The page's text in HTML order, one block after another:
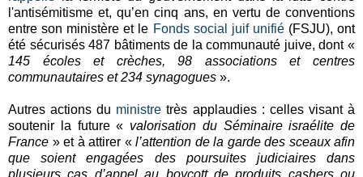
l'antisémitisme et, qu’en cinq ans, en vertu de conventions
entre son ministère et le Fonds social juif unifié(FSJU), ont
été sécurisés 487 bâtiments de la communauté juive, dont «
145 écoles et crèches, 98 associations et centres
communautaires et 234 synagogues ».
Autres actions du ministre très applaudies : celles visant à
soutenir la future « valorisation du Séminaire israélite de
France » et à attirer « l’attention de la garde des sceaux afin
que soient engagées des poursuites judiciaires dans
plusieurs cas d’appel au boycott de produits cashers ou